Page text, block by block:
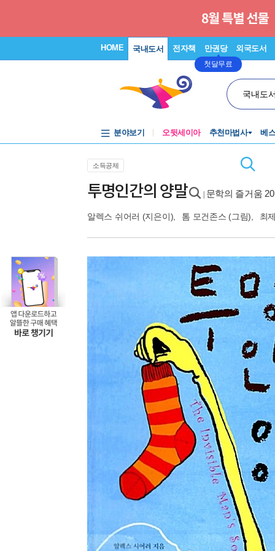
HOME 국내도서 전자책 만권당
첫달무료
외국도서
국내도
분야보기 오뒷세이아 추천마법사 베
소득공제
투명인간의 양말 문학의 즐거움 20
알렉스 쉬어러 (지은이), 톰 모건존스 (그림), 최